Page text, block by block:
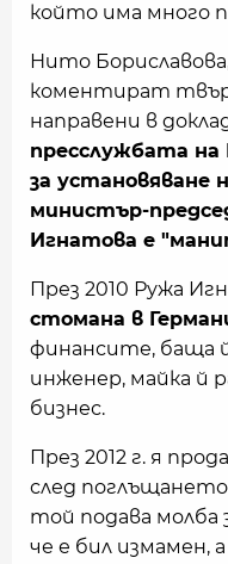
който има много
Нито
коментират
направени в
пресслужбата на
за установяване
министър-
Игнатова е
През 2010 Ружа
стомана в
финансите, баща
инженер, майка й
бизнес.
През 2012 г. я
след
той подава молба
че е бил измамен,